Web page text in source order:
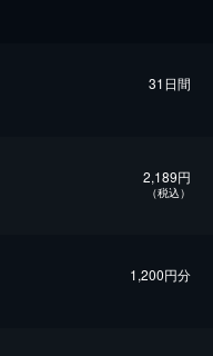
31日間
2,189円
（税込）
1,200円分